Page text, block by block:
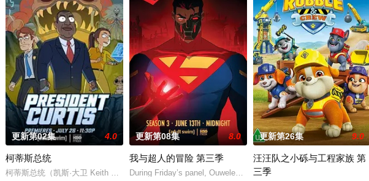
去，到未来，而他们将在最脆弱的时间点遭遇袭击——如今，1990年代。天启发威
更新第02集 4.0
柯蒂斯总统
柯蒂斯总统（凯斯·大卫 Keith David 配音）及其古怪的幕僚团队将共同应对那些瑞克根本不会理会的一系
更新第08集 8.0
我与超人的冒险 第三季
During Friday’s panel, Ouweleen also revealed that “My
更新第26集 9.0
汪汪队之小砾与工程家族 第
三季